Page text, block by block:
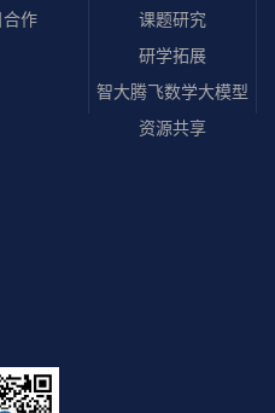
合作
课题研究
研学拓展
智大腾飞数学大模型
资源共享